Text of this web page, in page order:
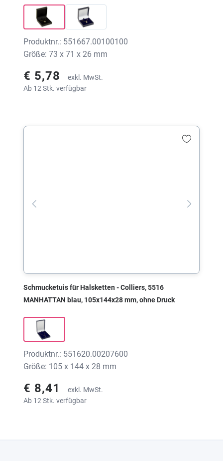
Produktnr.: 551667.00100100
Größe: 73 x 71 x 26 mm
€ 5,78
exkl. MwSt.
Ab 12 Stk. verfügbar
Schmucketuis für Halsketten - Colliers, 5516
MANHATTAN blau, 105x144x28 mm, ohne Druck
Produktnr.: 551620.00207600
Größe: 105 x 144 x 28 mm
€ 8,41
exkl. MwSt.
Ab 12 Stk. verfügbar